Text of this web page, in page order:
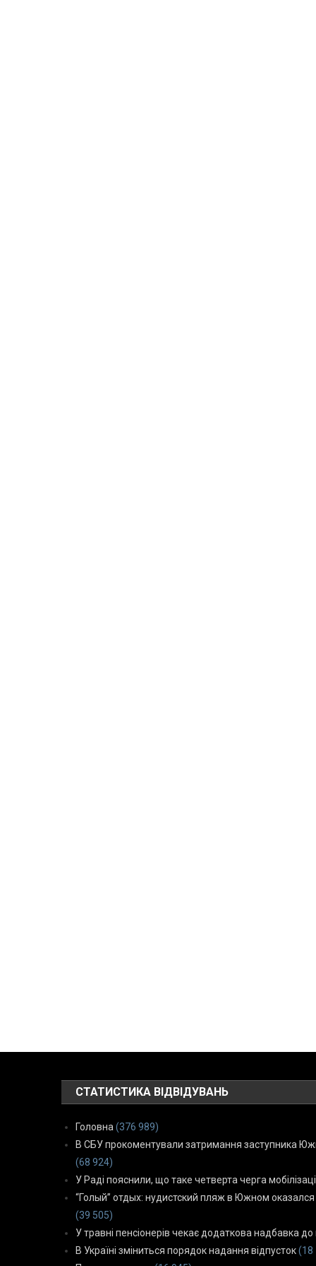
СТАТИСТИКА ВІДВІДУВАНЬ
Головна (376 989)
В СБУ прокоментували затримання заступника
(68 924)
У Раді пояснили, що таке четверта черга
“Голый” отдых: нудистский пляж в Южном
(39 505)
У травні пенсіонерів чекає додаткова надбавка до
В Україні зміниться порядок надання відпусток (18